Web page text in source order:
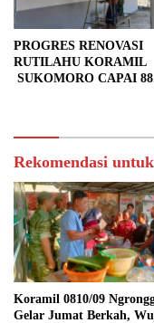
PROGRES RENOVASI
RUTILAHU KORAMIL
SUKOMORO CAPAI 88
Rekomendasi
Koramil 0810/09
Gelar Jumat Berkah,